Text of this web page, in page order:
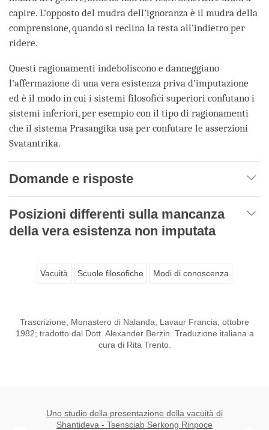
capire. L’opposto del mudra dell’ignoranza è il mudra della
comprensione, quando si reclina la testa all’indietro per
ridere.
Questi ragionamenti indeboliscono e danneggiano
l’affermazione di una vera esistenza priva d’imputazione
ed è il modo in cui i sistemi filosofici superiori confutano i
sistemi inferiori, per esempio con il tipo di ragionamenti
che il sistema Prasangika usa per confutare le asserzioni
Svatantrika.
Domande e risposte
Posizioni differenti sulla mancanza
della vera esistenza non imputata
Vacuità Scuole filosofiche Modi di conoscenza
Trascrizione, Monastero di Nalanda, Lavaur Francia, ottobre
1982; tradotto dal Dott. Alexander Berzin. Traduzione italiana a
cura di Rita Trento.
Uno studio della presentazione della vacuità di
Shantideva - Tsensciab Serkong Rinpoce